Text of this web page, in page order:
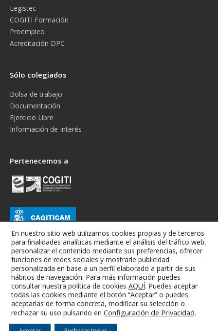
Legistec
COGITI Formación
Proempleo
Acreditación DPC
Sólo colegiados
Bolsa de trabajo
Documentación
Ejercicio Libre
Información de Interés
Pertenecemos a
Colegio Oficial de Graduados e Ingenieros Técnicos Industriales de
Albacete
En nuestro sitio web utilizamos cookies propias y de terceros
para finalidades analíticas mediante el análisis del tráfico web,
personalizar el contenido mediante sus preferencias, ofrecer
funciones de redes sociales y mostrarle publicidad
personalizada en base a un perfil elaborado a partir de sus
hábitos de navegación. Para más información puedes
consultar nuestra política de cookies AQUÍ. Puedes aceptar
todas las cookies mediante el botón “Aceptar” o puedes
aceptarlas de forma concreta, modificar su selección o
rechazar su uso pulsando en Configuración de Privacidad.